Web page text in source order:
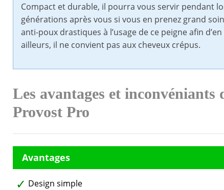
Compact et durable, il pourra vous servir pendant
générations après vous si vous en prenez grand
anti-poux drastiques à l’usage de ce peigne afin
ailleurs, il ne convient pas aux cheveux crépus.
Les avantages et
Provost Pro
Design simple